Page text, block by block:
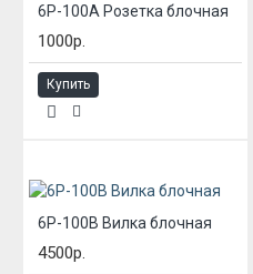
6Р-100А Розетка блочная
1000р.
Купить
6Р-100В Вилка блочная
4500р.